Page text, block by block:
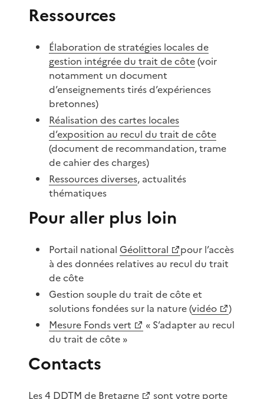
Ressources
Élaboration de stratégies locales de
gestion intégrée du trait de côte(voir
notamment un document
d’enseignements tirés d’expériences
bretonnes)
Réalisation des cartes locales
d’exposition au recul du trait de côte
(document de recommandation, trame
de cahier des charges)
Ressources diverses, actualités
thématiques
Pour aller plus loin
Portail nationalGéolittoral
pour l’accès
à des données relatives au recul du trait
de côte
Gestion souple du trait de côte et
solutions fondées sur la nature (vidéo
)
Mesure Fonds vert
« S’adapter au recul
du trait de côte »
Contacts
Les4 DDTM de Bretagne
sont votre porte